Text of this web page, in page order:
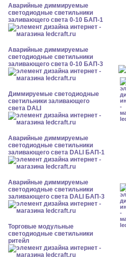
Аварийные диммируемые
светодиодные светильники
заливающего света 0-10 БАП-1
Аварийные диммируемые
светодиодные светильники
заливающего света 0-10 БАП-3
Диммируемые светодиодные
светильники заливающего
света DALI
Аварийные диммируемые
светодиодные светильники
заливающего света DALI БАП-1
Аварийные диммируемые
светодиодные светильники
заливающего света DALI БАП-3
Торговые модульные
светодиодные светильники
ритейл